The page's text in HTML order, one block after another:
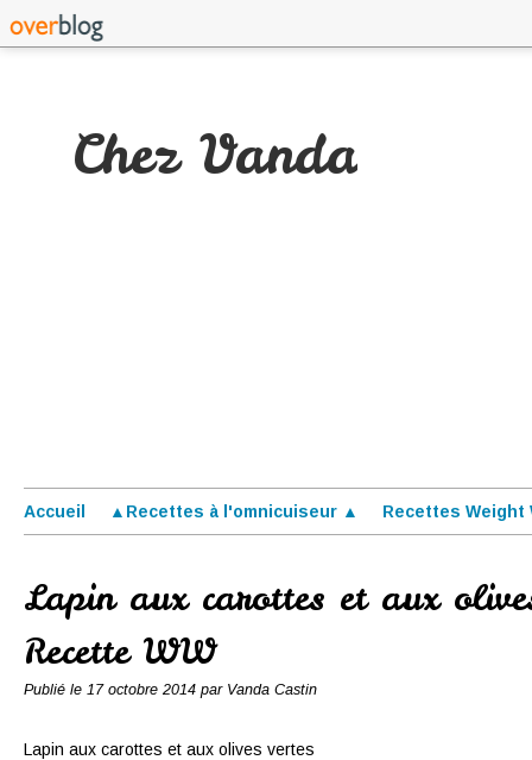
Chez Vanda
Accueil ▲Recettes à l'omnicuiseur ▲ Recettes Weight
Lapin aux carottes et aux
Recette WW
Publié le 17 octobre 2014 par Vanda Castin
Lapin aux carottes et aux olives vertes